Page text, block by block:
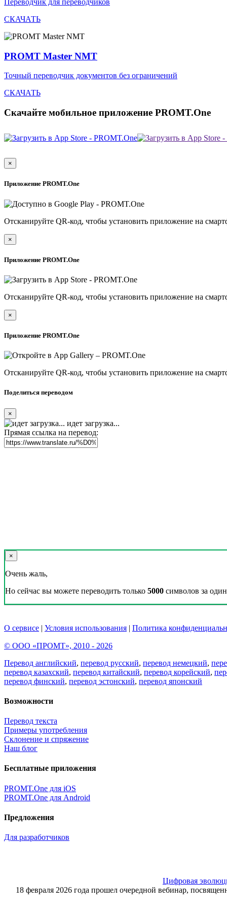
Переводчик для переводчиков
СКАЧАТЬ
PROMT Master NMT
Точный переводчик документов без ограничений
СКАЧАТЬ
Скачайте мобильное приложение PROMT.One
×
Приложение PROMT.One
Отсканируйте QR-код, чтобы установить приложение на
×
Приложение PROMT.One
Отсканируйте QR-код, чтобы установить приложение на
×
Приложение PROMT.One
Отсканируйте QR-код, чтобы установить приложение на
Поделиться переводом
×
идет загрузка...
Прямая ссылка на перевод:
×
Очень жаль,
Но сейчас вы можете переводить только 5000 символов за
О сервисе | Условия использования | Политика
© ООО «ПРОМТ», 2010 - 2026
Перевод английский, перевод русский, перевод немецкий,
перевод казахский, перевод китайский, перевод корейский,
перевод финский, перевод эстонский, перевод японский
Возможности
Перевод текста
Примеры употребления
Склонение и спряжение
Наш блог
Бесплатные приложения
PROMT.One для iOS
PROMT.One для Android
Предложения
Для разработчиков
Цифровая
18 февраля 2026 года прошел очередной вебинар,